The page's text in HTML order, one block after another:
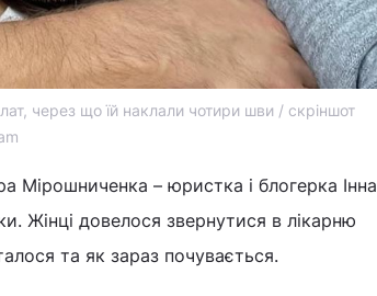
через що їй наклали чотири шви / скріншот
Мірошниченка – юристка і блогерка Інна
Жінці довелося звернутися в лікарню
та як зараз почувається.